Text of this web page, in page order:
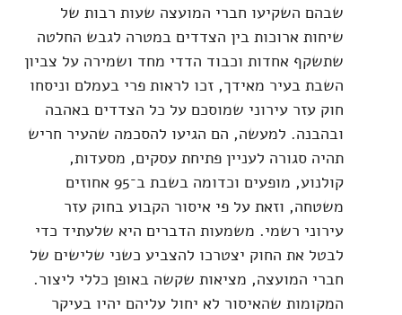
שבהם השקיעו חברי המועצה שעות רבות של
שיחות ארוכות בין הצדדים במטרה לגבש החלטה
שתשקף אחדות וכבוד הדדי מחד ושמירה על צביון
השבת בעיר מאידך, זכו לראות פרי בעמלם וניסחו
חוק עזר עירוני שמוסכם על כל הצדדים באהבה
ובהבנה. למעשה, הם הגיעו להסכמה שהעיר חריש
תהיה סגורה לעניין פתיחת עסקים, מסעדות,
קולנוע, מופעים וכדומה בשבת ב־95 אחוזים
משטחה, וזאת על פי איסור הקבוע בחוק עזר
עירוני רשמי. משמעות הדברים היא שלעתיד כדי
לבטל את החוק יצטרכו להצביע כשני שלישים של
חברי המועצה, מציאות שקשה באופן כללי ליצור.
המקומות שהאיסור לא יחול עליהם יהיו בעיקר